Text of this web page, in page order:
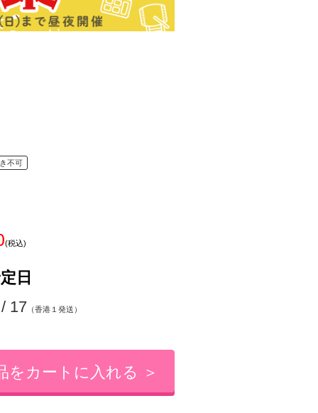
不可
(税込)
日
17 （香港１発送）
をカートに入れる ＞